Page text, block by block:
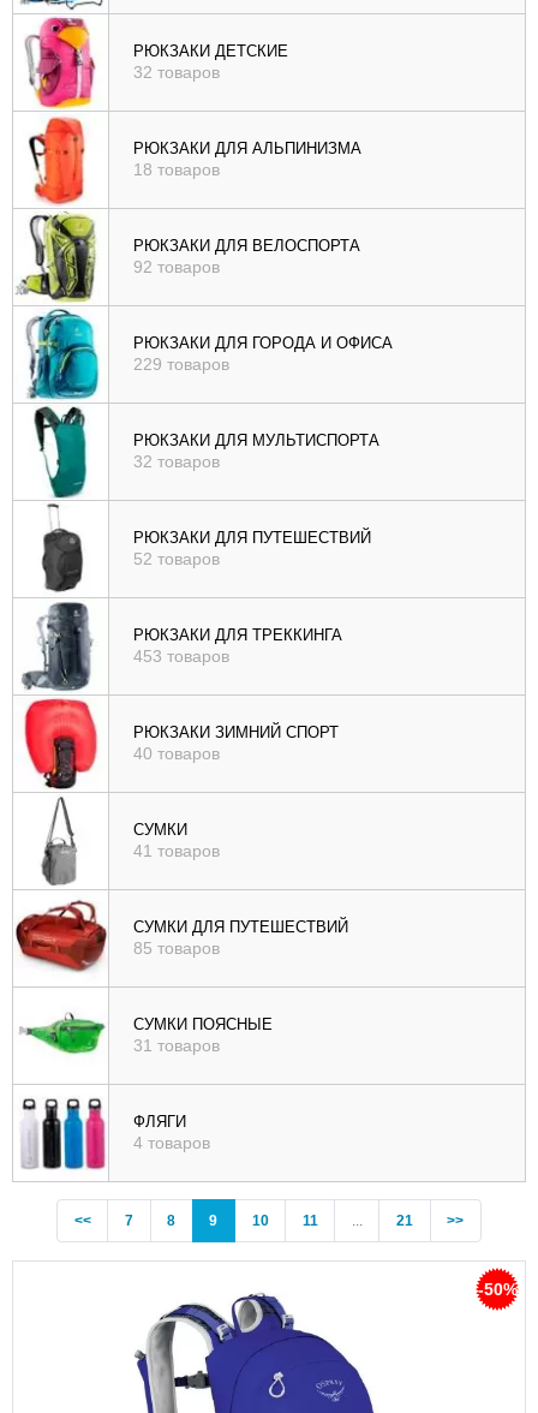
РЮКЗАКИ ДЕТСКИЕ
32 товаров
РЮКЗАКИ ДЛЯ АЛЬПИНИЗМА
18 товаров
РЮКЗАКИ ДЛЯ ВЕЛОСПОРТА
92 товаров
РЮКЗАКИ ДЛЯ ГОРОДА И ОФИСА
229 товаров
РЮКЗАКИ ДЛЯ МУЛЬТИСПОРТА
32 товаров
РЮКЗАКИ ДЛЯ ПУТЕШЕСТВИЙ
52 товаров
РЮКЗАКИ ДЛЯ ТРЕККИНГА
453 товаров
РЮКЗАКИ ЗИМНИЙ СПОРТ
40 товаров
СУМКИ
41 товаров
СУМКИ ДЛЯ ПУТЕШЕСТВИЙ
85 товаров
СУМКИ ПОЯСНЫЕ
31 товаров
ФЛЯГИ
4 товаров
<<Previous
7 8 9(current)
10 11 21 >>
-50%